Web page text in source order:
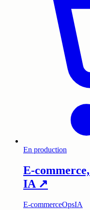
En production
E-
IA ↗
E-commerceOpsIA